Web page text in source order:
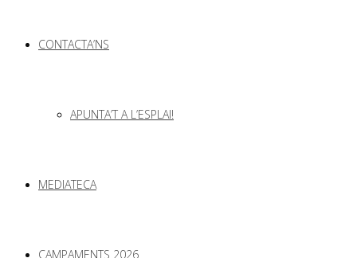
CONTACTA’NS
APUNTA’T A L’ESPLAI!
MEDIATECA
CAMPAMENTS 2026